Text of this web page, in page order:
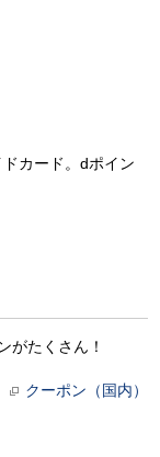
カード。dポイン
がたくさん！
クーポン（国内）